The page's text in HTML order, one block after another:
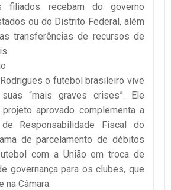
filiados recebam do governo
ou do Distrito Federal, além
transferências de recursos de
o futebol brasileiro vive
“mais graves crises”. Ele
aprovado complementa a
Responsabilidade Fiscal do
de parcelamento de débitos
com a União em troca de
governança para os clubes, que
na Câmara.